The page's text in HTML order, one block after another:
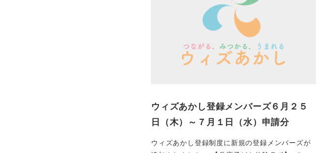
ウィズあかし登録メンバーズ６月２５
日（木）～７月１日（水）申請分
ウィズあかし登録制度に新規の登録メンバーズが